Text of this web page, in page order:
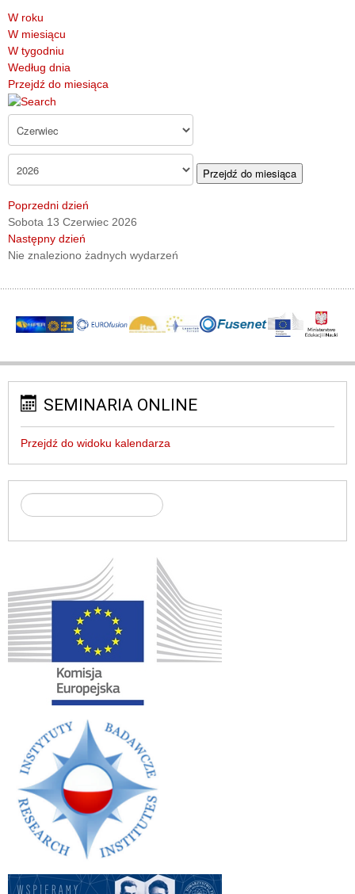
W roku
W miesiącu
W tygodniu
Według dnia
Przejdź do miesiąca
Przejdź do miesiąca
Poprzedni dzień
Sobota 13 Czerwiec 2026
Następny dzień
Nie znaleziono żadnych wydarzeń
SEMINARIA ONLINE
Przejdź do widoku kalendarza